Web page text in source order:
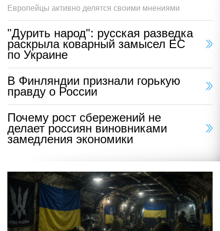
Европейцы активно делятся своими мнениями
"Дурить народ": русская разведка
раскрыла коварный замысел ЕС
по Украине
В Финляндии признали горькую
правду о России
Почему рост сбережений не
делает россиян виновниками
замедления экономики